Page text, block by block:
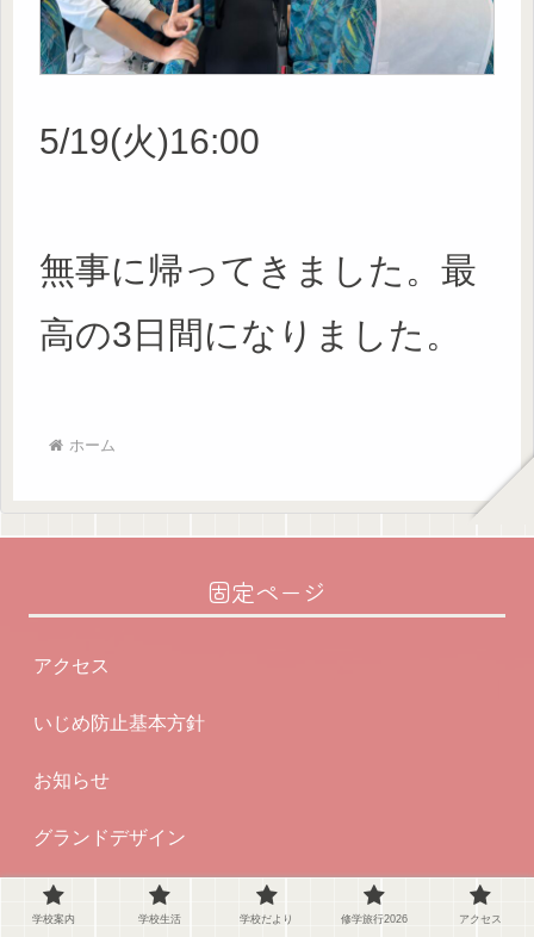
5/19(火)16:00
無事に帰ってきました。最
高の3日間になりました。
ホーム
固定ページ
アクセス
いじめ防止基本方針
お知らせ
グランドデザイン
トップページ
学校案内 学校生活 学校だより 修学旅行2026 アクセス